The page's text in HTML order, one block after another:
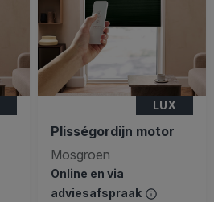
LUX
Plisségordijn motor
Mosgroen
Online en via
adviesafspraak